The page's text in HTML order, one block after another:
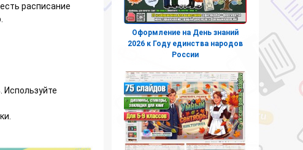
расписание
Используйте
Оформление на День знаний
2026 к Году единства народов
России